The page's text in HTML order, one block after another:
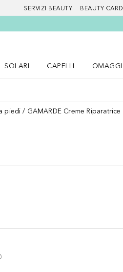
SERVIZI BEAUTY BEAUTY CARD
SOLARI
CAPELLI
OMAGGI
piedi GAMARDE Creme Riparatrice